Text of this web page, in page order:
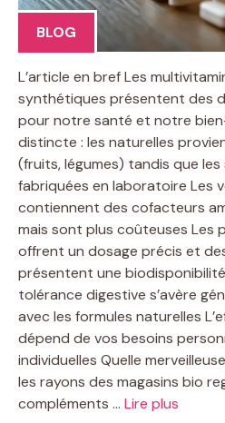
BLOG
L’article en bref Les
synthétiques présentent des
pour notre santé et notre
distincte : les naturelles
(fruits, légumes) tandis que
fabriquées en laboratoire Les
contiennent des cofacteurs
mais sont plus coûteuses Les
offrent un dosage précis et
présentent une
tolérance digestive s’avère
avec les formules naturelles
dépend de vos besoins
individuelles Quelle
les rayons des magasins bio
compléments … Lire plus